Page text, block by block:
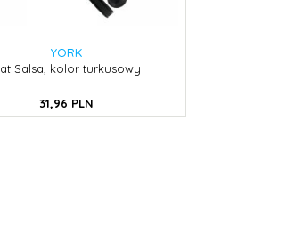
YORK
Salsa, kolor turkusowy
31,96 PLN